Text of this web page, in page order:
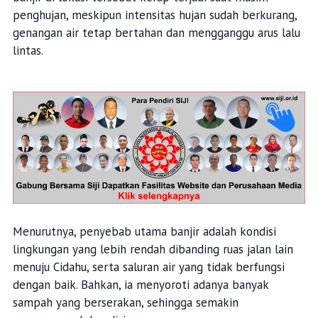
penghujan, meskipun intensitas hujan sudah berkurang,
genangan air tetap bertahan dan mengganggu arus lalu
lintas.
Menurutnya, penyebab utama banjir adalah kondisi
lingkungan yang lebih rendah dibanding ruas jalan lain
menuju Cidahu, serta saluran air yang tidak berfungsi
dengan baik. Bahkan, ia menyoroti adanya banyak
sampah yang berserakan, sehingga semakin